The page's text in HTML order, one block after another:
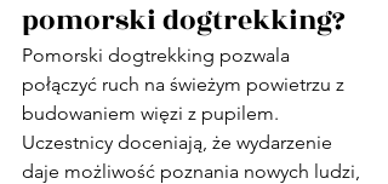
pomorski dogtrekking?
Pomorski dogtrekking pozwala
połączyć ruch na świeżym powietrzu z
budowaniem więzi z pupilem.
Uczestnicy doceniają, że wydarzenie
daje możliwość poznania nowych ludzi,